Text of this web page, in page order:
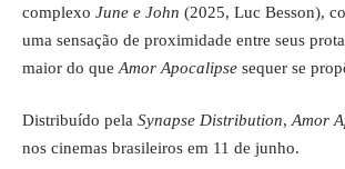
complexo June e John (2025, Luc Besson),
uma sensação de proximidade entre seus
maior do que Amor Apocalipse sequer se
Distribuído pela Synapse Distribution, Amor
nos cinemas brasileiros em 11 de junho.